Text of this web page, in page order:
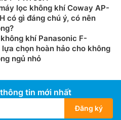
lọc không khí Coway AP-
có gì đáng chú ý, có nên
khí Panasonic F-
lựa chọn hoàn hảo cho không
ngủ nhỏ
tin mới nhất
Đăng ký